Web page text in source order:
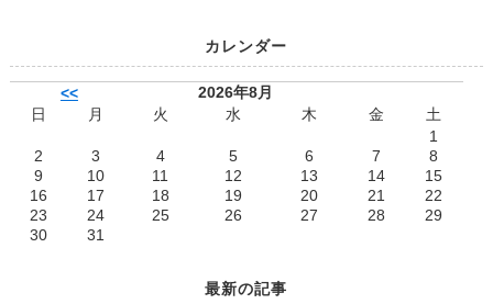
カレンダー
<<
2026年8月
日
月 火 水 木 金
土
1
2
3 4 5 6 7
8
9
10 11 12 13 14
15
16
17 18 19 20 21
22
23
24 25 26 27 28
29
30
31
最新の記事